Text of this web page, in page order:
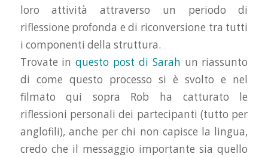
loro attività attraverso un periodo di
riflessione profonda e di riconversione tra tutti
i componenti della struttura.
Trovate inquesto post di Sarah un riassunto
di come questo processo si è svolto e nel
filmato qui sopra Rob ha catturato le
riflessioni personali dei partecipanti (tutto per
anglofili), anche per chi non capisce la lingua,
credo che il messaggio importante sia quello